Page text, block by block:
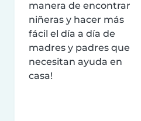
manera de encontrar
niñeras y hacer más
fácil el día a día de
madres y padres que
necesitan ayuda en
casa!